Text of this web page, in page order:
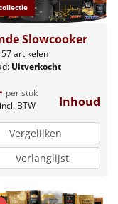
Slowcooker
57 artikelen
Uitverkocht
per stuk
incl. BTW Inhoud
Vergelijken
Verlanglijst